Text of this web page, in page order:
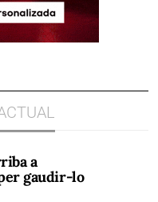
a
gaudir-lo